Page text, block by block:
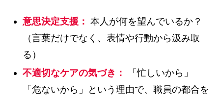
意思決定支援： 本人が何を望んでいるか？
（言葉だけでなく、表情や行動から汲み取
る）
不適切なケアの気づき：
「忙しいから」
「危ないから」という理由で、職員の都合を